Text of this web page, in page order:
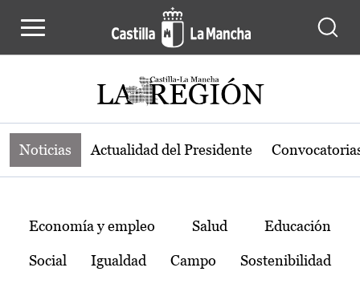
Noticias de la región de Castilla-La
Noticias Actualidad del Presidente
Temas
Economía y empleo Salud Educación
Social Igualdad Campo Sostenibilidad